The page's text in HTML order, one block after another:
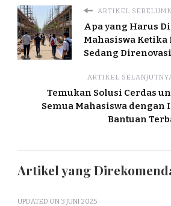
ARTIKEL
Apa yang Harus
Mahasiswa Ketika
Sedang
ARTIKEL
Temukan Solusi Cerdas
Semua Mahasiswa dengan
Bantuan
Artikel yang
UPDATED ON 3 JUNI 2025